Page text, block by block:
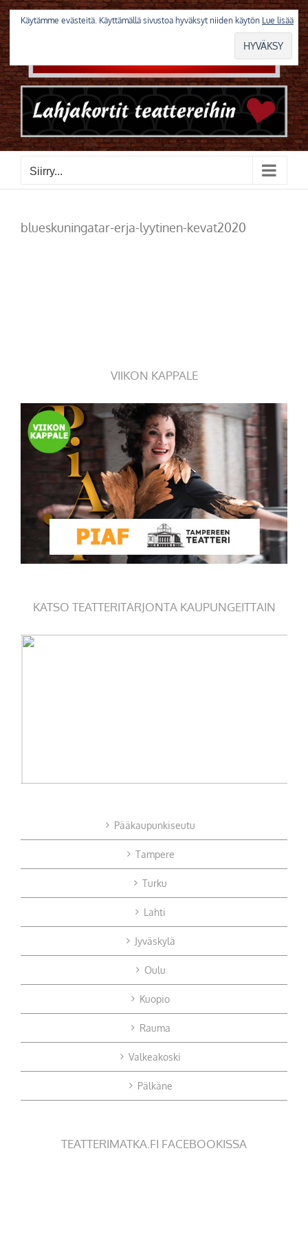
Skip
to
content
Siirry...
blueskuningatar-erja-lyytinen-kevat2020
VIIKON KAPPALE
KATSO TEATTERITARJONTA KAUPUNGEITTAIN
Pääkaupunkiseutu
Tampere
Turku
Lahti
Jyväskylä
Oulu
Kuopio
Rauma
Valkeakoski
Pälkäne
TEATTERIMATKA.FI FACEBOOKISSA
Käytämme evästeitä. Käyttämällä sivustoa hyväksyt niiden käytön Lue lisää